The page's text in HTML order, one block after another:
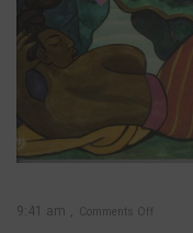
9:41 am Comments Off